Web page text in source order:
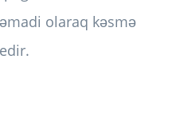
olaraq kəsmə